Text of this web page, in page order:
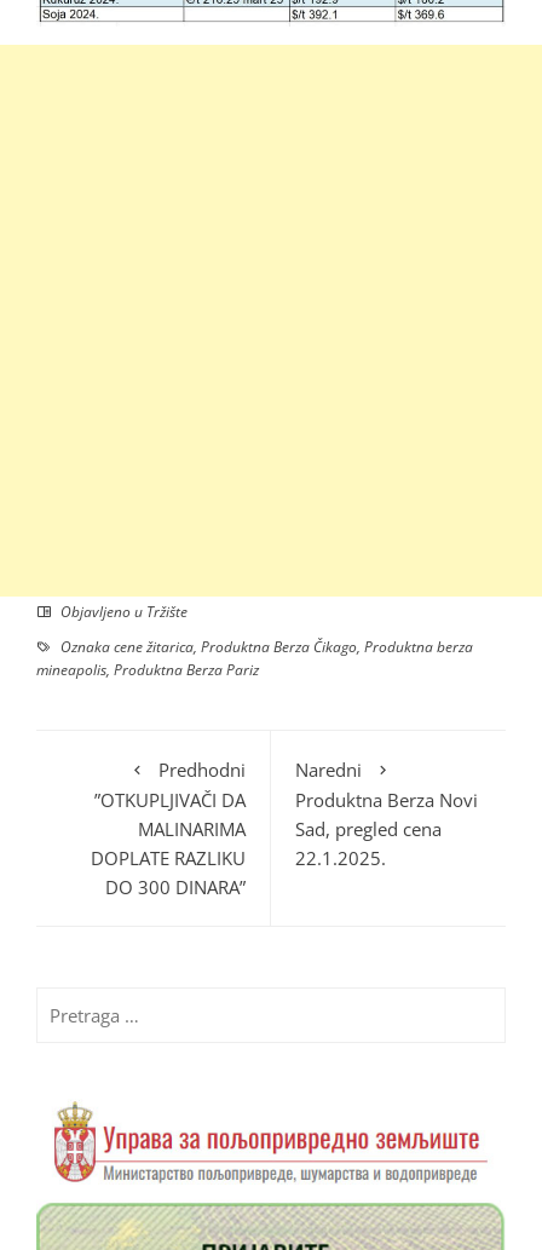
Objavljeno u Tržište
Oznakacene žitarica, Produktna Berza Čikago, Produktna berza
mineapolis, Produktna Berza Pariz
Predhodni
”OTKUPLJIVAČI DA
MALINARIMA
DOPLATE RAZLIKU
DO 300 DINARA”
Naredni
Produktna Berza Novi
Sad, pregled cena
22.1.2025.
za: